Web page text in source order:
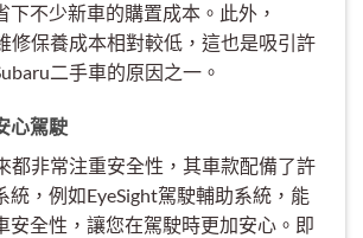
下不少新車的購置成本。此外，
修保養成本相對較低，這也是吸引許
二手車的原因之一。
心駕駛
都非常注重安全性，其車款配備了許
統，例如EyeSight駕駛輔助系統，能
安全性，讓您在駕駛時更加安心。即